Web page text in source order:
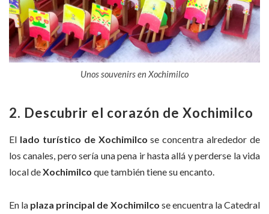
Unos souvenirs en Xochimilco
2. Descubrir el corazón de Xochimilco
El lado turístico de Xochimilco se concentra alrededor de
los canales, pero sería una pena ir hasta allá y perderse la vida
local deXochimilco que también tiene su encanto.
En la plaza principal de Xochimilco se encuentra la Catedral